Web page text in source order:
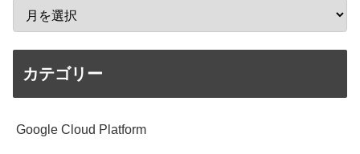
カテゴリー
Google Cloud Platform